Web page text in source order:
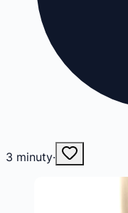
3 minuty·